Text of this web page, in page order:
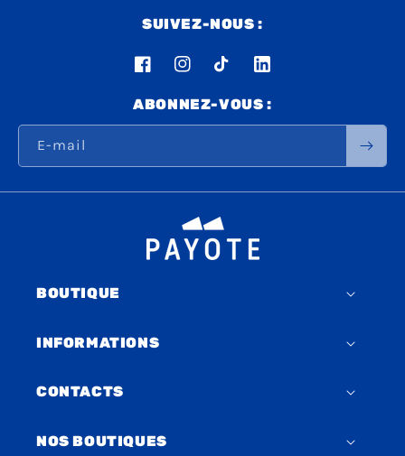
SUIVEZ-NOUS :
FacebookInstagramTikTok LinkedIn
ABONNEZ-VOUS :
E-mail
BOUTIQUE
INFORMATIONS
CONTACTS
NOS BOUTIQUES